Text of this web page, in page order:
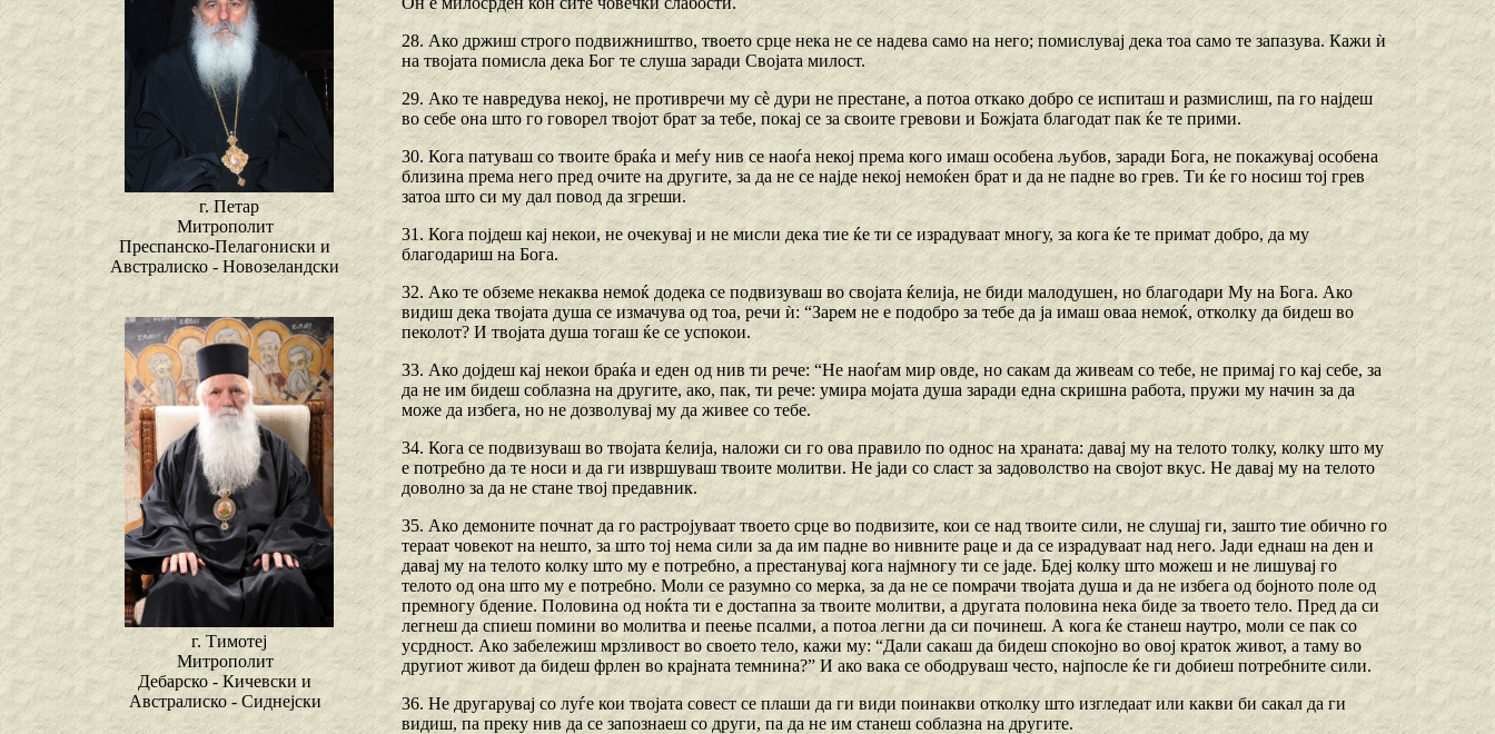
г. Петар
Митрополит
Преспанско-Пелагониски и
Австралиско - Новозеландски
г. Тимотеј
Митрополит
Дебарско - Кичевски и
Австралиско - Сиднејски
28. Ако држиш строго подвижништво, твоето срце нека не се надева само на него; помислувај дека тоа само те запазува. Кажи ѝ
на твојата помисла дека Бог те слуша заради Својата милост.
29. Ако те навредува некој, не противречи му сѐ дури не престане, а потоа откако добро се испиташ и размислиш, па го најдеш
во себе она што го говорел твојот брат за тебе, покај се за своите гревови и Божјата благодат пак ќе те прими.
30. Кога патуваш со твоите браќа и меѓу нив се наоѓа некој према кого имаш особена љубов, заради Бога, не покажувај особена
близина према него пред очите на другите, за да не се најде некој немоќен брат и да не падне во грев. Ти ќе го носиш тој грев
затоа што си му дал повод да згреши.
31. Кога појдеш кај некои, не очекувај и не мисли дека тие ќе ти се израдуваат многу, за кога ќе те примат добро, да му
благодариш на Бога.
32. Ако те обземе некаква немоќ додека се подвизуваш во својата ќелија, не биди малодушен, но благодари Му на Бога. Ако
видиш дека твојата душа се измачува од тоа, речи ѝ: “Зарем не е подобро за тебе да ја имаш оваа немоќ, отколку да бидеш во
пеколот? И твојата душа тогаш ќе се успокои.
33. Ако дојдеш кај некои браќа и еден од нив ти рече: “Не наоѓам мир овде, но сакам да живеам со тебе, не примај го кај себе, за
да не им бидеш соблазна на другите, ако, пак, ти рече: умира мојата душa заради една скришна работа, пружи му начин за да
може да избега, но не дозволувај му да живее со тебе.
34. Кога се подвизуваш во твојата ќелија, наложи си го ова правило по однос на храната: давај му на телото толку, колку што му
e потребно да те носи и да ги извршуваш твоите молитви. Не јади со сласт за задоволство на својот вкус. Не давај му на телото
доволно за да не стане твој предавник.
35. Ако демоните почнат да го растројуваат твоето срце во подвизите, кои се над твоите сили, не слушај ги, зашто тие обично го
тераат човекот на нешто, за што тој нема сили за да им падне во нивните раце и да се израдуваат над него. Јади еднаш на ден и
давај му на телото колку што му е потребно, а престанувај кога најмногу ти се јаде. Бдеј колку што можеш и не лишувај го
телото од она што му е потребно. Моли се разумно со мерка, за да не се помрачи твојата душа и да не избега од бојното поле од
премногу бдение. Половина од ноќта ти е достапна за твоите молитви, а другата половина нека биде за твоето тело. Пред да си
легнеш да спиеш помини во молитва и пеење псалми, а потоа легни да си починеш. А кога ќе станеш наутро, моли се пак со
усрдност. Ако забележиш мрзливост во своето тело, кажи му: “Дали сакаш да бидеш спокојно во овој краток живот, а таму во
другиот живот да бидеш фрлен во крајната темнина?” И ако вака се ободруваш често, најпосле ќе ги добиеш потребните сили.
36. Не другарувај со луѓе кои твојата совест се плаши да ги види поинакви отколку што изгледаат или какви би сакал да ги
видиш, па преку нив да се запознаеш со други, па да не им станеш соблазна на другите.